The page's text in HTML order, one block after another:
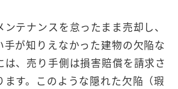
テナンスを怠ったまま売却し、
手が知りえなかった建物の欠陥な
は、売り手側は損害賠償を請求さ
ます。このような隠れた欠陥（瑕